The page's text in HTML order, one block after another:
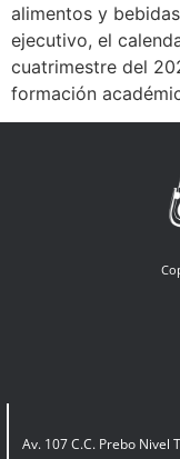
alimentos y
ejecutivo, el
cuatrimestre del
formación
Av. 107 C.C. Prebo Nivel